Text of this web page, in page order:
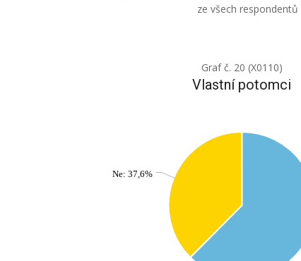
ze všech respondentů
Graf č. 20 (X0110)
Vlastní potomci
Ne: 37,6%